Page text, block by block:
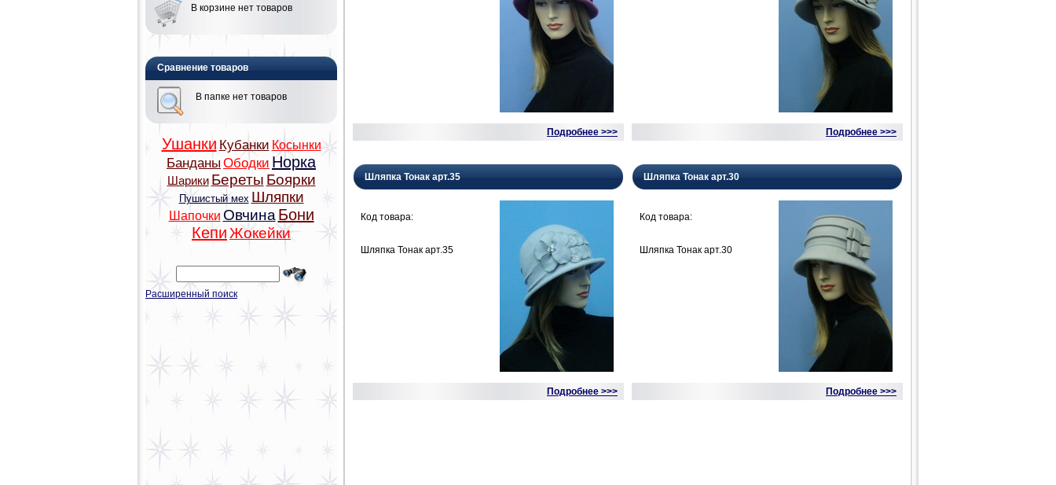
В корзине нет товаров
Сравнение товаров
В папке нет товаров
Ушанки Кубанки Косынки
Банданы Ободки Норка
Шарики Береты Боярки
Пушистый мех Шляпки
Шапочки Овчина Бони
Кепи Жокейки
Расширенный поиск
Подробнее >>> Подробнее >>>
Шляпка Тонак арт.35
Код товара:
Шляпка Тонак арт.35
Подробнее >>>
Шляпка Тонак арт.30
Код товара:
Шляпка Тонак арт.30
Подробнее >>>